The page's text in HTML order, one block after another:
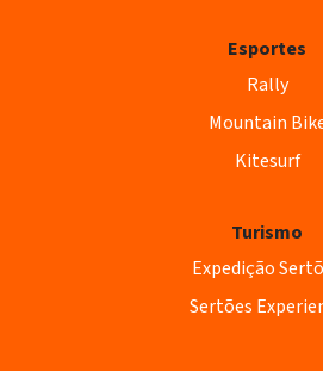
Esportes
Rally
Mountain
Kitesurf
Turismo
Expedição
Sertões